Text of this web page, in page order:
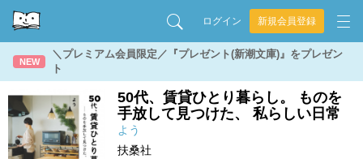
ログイン 新規会員登録
NEW
＼プレミアム会員限定／『プレゼント(新潮文庫)』をプレゼン
ト
50代、賃貸ひとり暮らし。 ものを
手放して見つけた、 私らしい日常
よう
扶桑社